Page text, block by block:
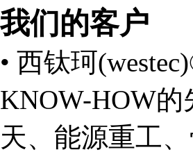
我们的客户
• 西钛珂
KNOW-HOW
天、能源重工